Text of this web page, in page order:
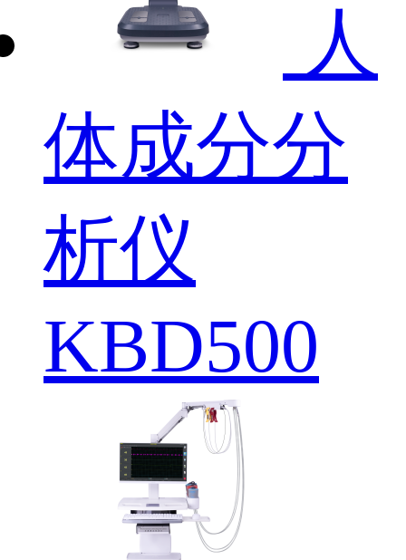
人
体成分分
析仪
KBD500